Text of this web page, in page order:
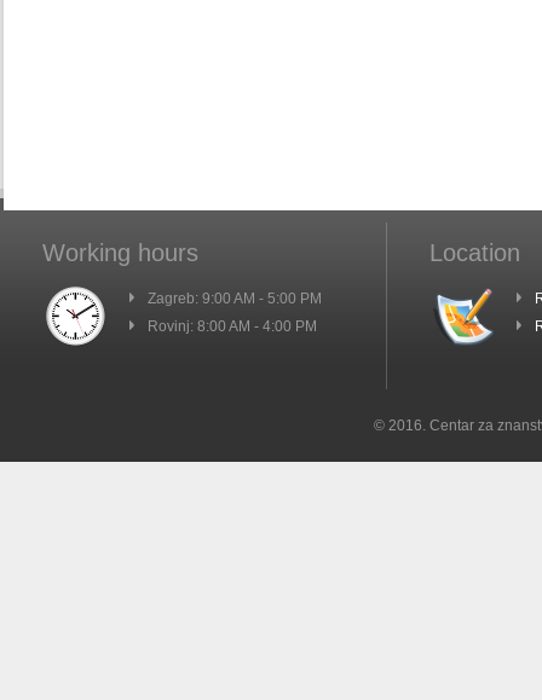
Working hours
Zagreb: 9:00 AM - 5:00 PM
Rovinj: 8:00 AM - 4:00 PM
Location
© 2016. Centar za